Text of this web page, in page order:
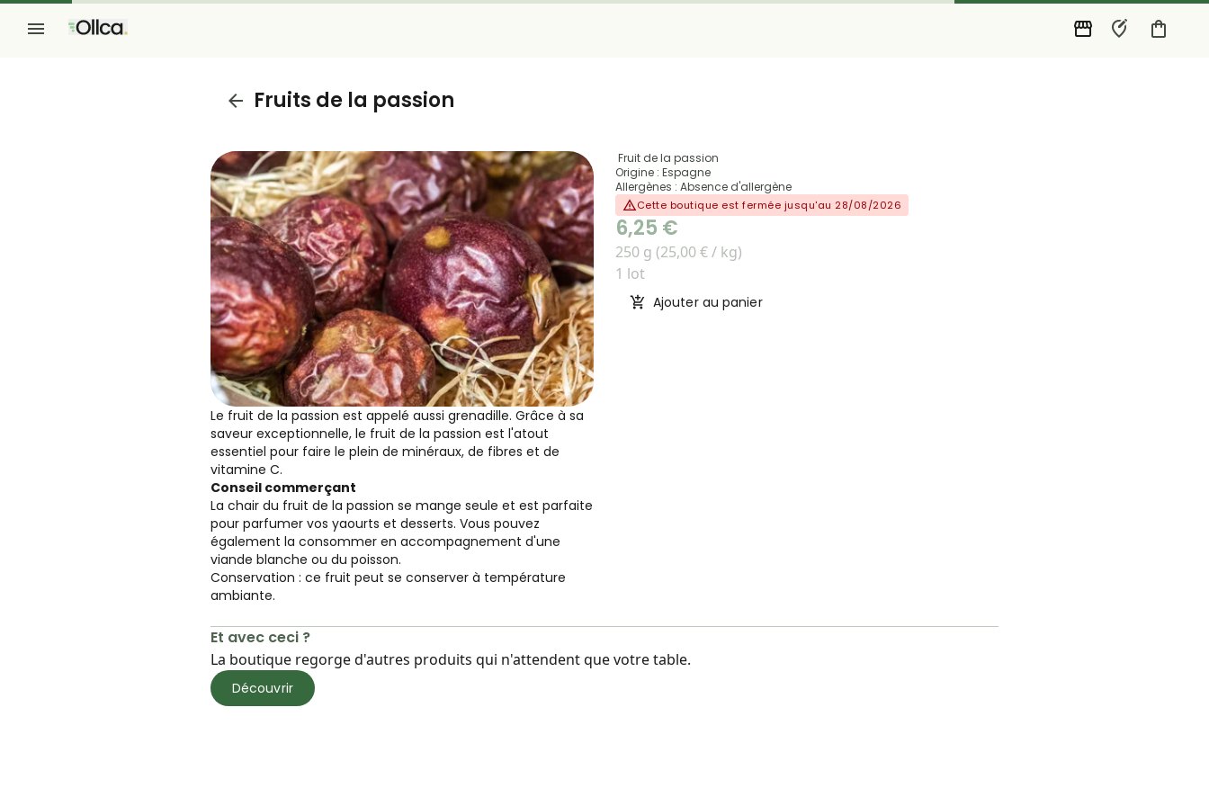
Fruits de la passion
Le fruit de la passion est appelé aussi grenadille. Grâce à sa
saveur exceptionnelle, le fruit de la passion est l'atout
essentiel pour faire le plein de minéraux, de fibres et de
vitamine C.
Conseil commerçant
La chair du fruit de la passion se mange seule et est parfaite
pour parfumer vos yaourts et desserts. Vous pouvez
également la consommer en accompagnement d'une
viande blanche ou du poisson.
Conservation : ce fruit peut se conserver à température
ambiante.
Fruit de la passion
Origine : Espagne
Allergènes : Absence d'allergène
Cette boutique est fermée jusqu'au 28/08/2026
6,25 €
250 g (25,00 € / kg)
1 lot
Ajouter au panier
Et avec ceci ?
La boutique regorge d'autres produits qui n'attendent que votre table.
Découvrir